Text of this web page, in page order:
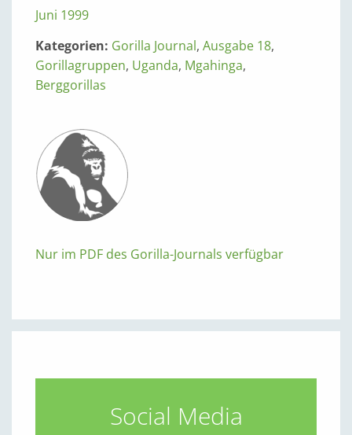
Juni 1999
Kategorien: Gorilla Journal, Ausgabe 18,
Gorillagruppen, Uganda, Mgahinga,
Berggorillas
Nur im PDF des Gorilla-Journals verfügbar
Social Media